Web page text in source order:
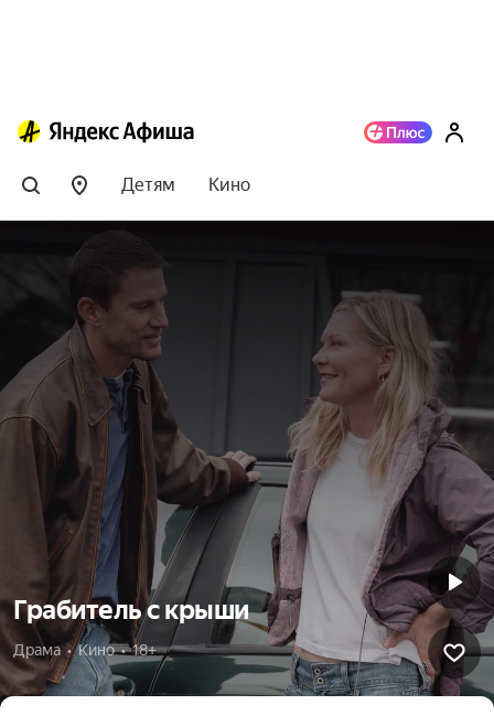
Детям Кино
Грабитель с крыши
Драма  •  Кино  •  18+